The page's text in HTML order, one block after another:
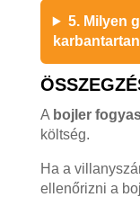
5. Milyen
A bojler
költség.
Ha a
ellenőrizni a